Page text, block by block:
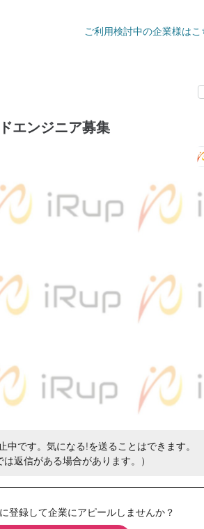
ご利用検討中の企業様はこ
エンジニア募集
中です。気になる!を送ることはできます。
は返信がある場合があります。）
登録して企業にアピールしませんか？